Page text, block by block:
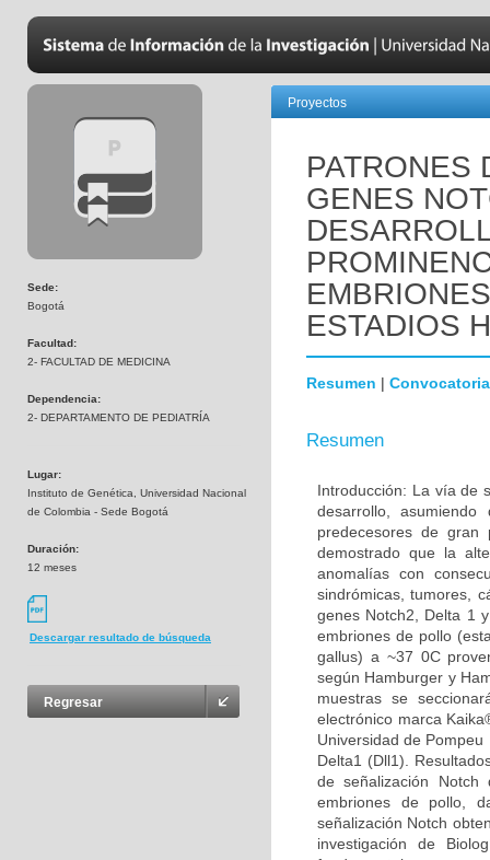
Sede:
Bogotá
Facultad:
2- FACULTAD DE MEDICINA
Dependencia:
2- DEPARTAMENTO DE PEDIATRÍA
Lugar:
Instituto de Genética, Universidad Nacional
de Colombia - Sede Bogotá
Duración:
12 meses
Descargar resultado de búsqueda
Regresar
Proyectos
PATRONES
GENES
ESTADIOS
Resumen | Convocatoria
Resumen
Introducción: La vía de
desarrollo,
predecesores de gran
demostrado que la
anomalías con
sindrómicas, tumores,
genes Notch2, Delta 1
embriones de pollo
gallus) a ~37 0C
según Hamburger y
muestras se
electrónico marca
Universidad de
Delta1 (Dll1).
de señalización
embriones de pollo,
señalización Notch
investigación de